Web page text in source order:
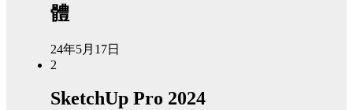
體
24年5月17日
2
SketchUp Pro 2024